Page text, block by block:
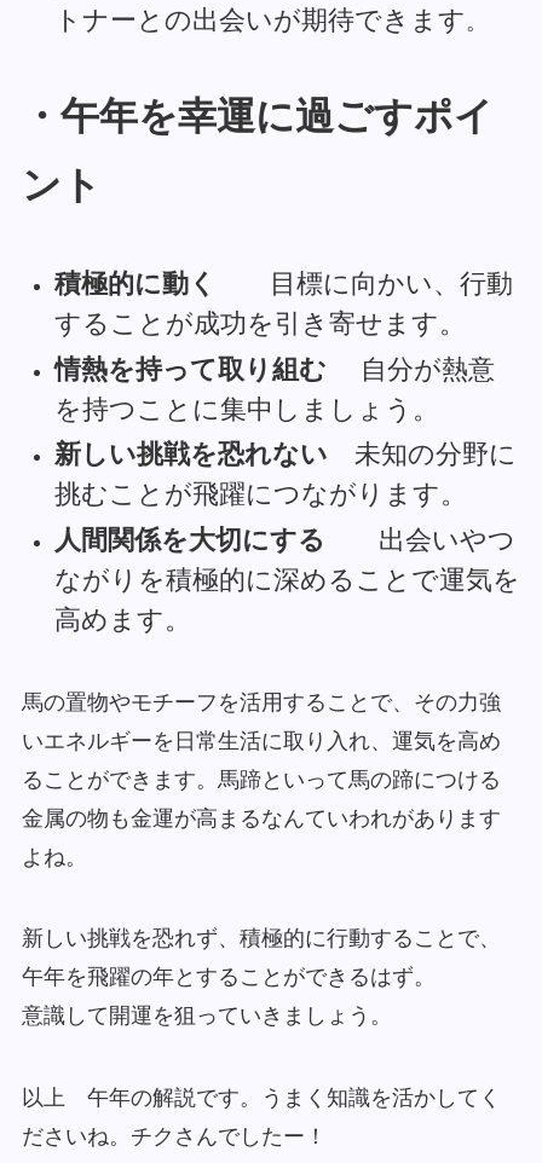
トナーとの出会いが期待できます 。
・午年を幸運に過ごすポイ
ント
積極的に動く
目標に向かい、行動
することが成功を引き寄せます。
情熱を持って取り組む
自分が熱意
を持つことに集中しましょう。
新しい挑戦を恐れない 未知の分野に
挑むことが飛躍につながります。
人間関係を大切にする
出会いやつ
ながりを積極的に深めることで運気を
高めます。
馬の置物やモチーフを活用することで、その力強
いエネルギーを日常生活に取り入れ、運気を高め
ることができます。馬蹄といって馬の蹄につける
金属の物も金運が高まるなんていわれがあります
よね。
新しい挑戦を恐れず、積極的に行動することで、
午年を飛躍の年とすることができるはず。
意識して開運を狙っていきましょう。
以上 午年の解説です。うまく知識を活かしてく
ださいね。チクさんでしたー！